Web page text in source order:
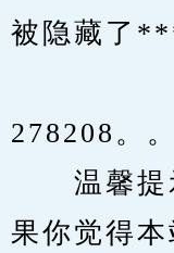
被隐藏了
278208。。
温馨提
果你觉得